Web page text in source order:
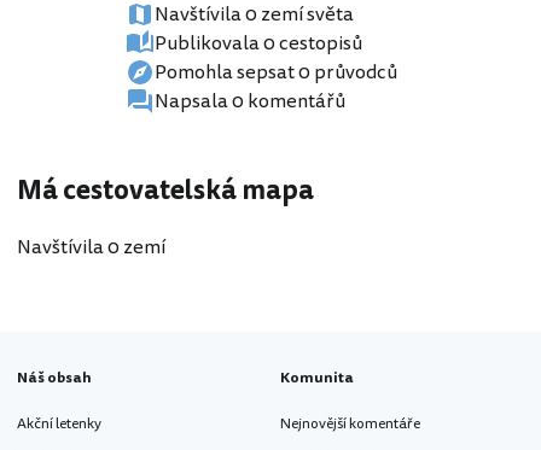
Navštívila 0 zemí světa
Publikovala 0 cestopisů
Pomohla sepsat 0 průvodců
Napsala 0 komentářů
Má cestovatelská mapa
Navštívila 0 zemí
Náš obsah
Akční letenky
Komunita
Nejnovější komentáře